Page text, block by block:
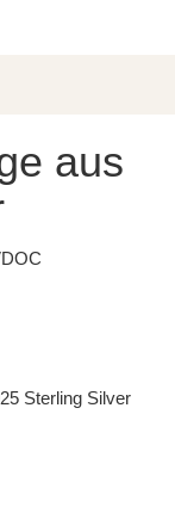
aus
Sterling Silver